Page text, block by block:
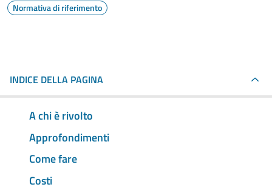
Normativa di riferimento
INDICE DELLA PAGINA
A chi è rivolto
Approfondimenti
Come fare
Costi